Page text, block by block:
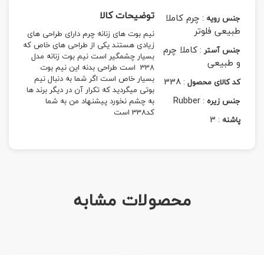
جنس رویه :چرم کاملا
طبیعی فلوتر
جنس آستر :کاملا چرم
و طبیعی
کد کالای محصول :
338
جنس زیره :
Rubber
پاشنه :
3
توضیحات کالا
نیم بوت های زنانه چرم دارای طراحی های
زیادی هستند یکی از طراحی های خاص که
بسیار چشمگیر است نیم بوت زنانه مدل
338 است طراحی بدنه این نیم بوت
بسیار خاص است اگر شما به دنبال نیم
بوتی میگردید که تکرار آن در دیگر برند ها
به چشم نخورد پیشنهاد من به شما
کد338 است
محصولات مشابه